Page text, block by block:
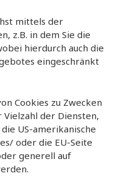
mittels der
z.B. in dem Sie die
hierdurch auch die
eingeschränkt
Cookies zu Zwecken
der Diensten,
US-amerikanische
oder die EU-Seite
generell auf